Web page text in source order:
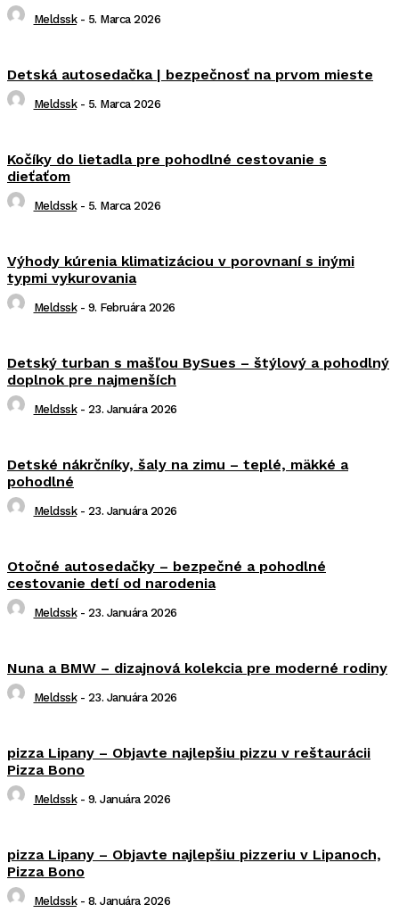
Meldssk - 5. Marca 2026
Detská autosedačka | bezpečnosť na prvom mieste
Meldssk - 5. Marca 2026
Kočíky do lietadla pre pohodlné cestovanie s
dieťaťom
Meldssk - 5. Marca 2026
Výhody kúrenia klimatizáciou v porovnaní s inými
typmi vykurovania
Meldssk - 9. Februára 2026
Detský turban s mašľou BySues – štýlový a pohodlný
doplnok pre najmenších
Meldssk - 23. Januára 2026
Detské nákrčníky, šaly na zimu – teplé, mäkké a
pohodlné
Meldssk - 23. Januára 2026
Otočné autosedačky – bezpečné a pohodlné
cestovanie detí od narodenia
Meldssk - 23. Januára 2026
Nuna a BMW – dizajnová kolekcia pre moderné rodiny
Meldssk - 23. Januára 2026
pizza Lipany – Objavte najlepšiu pizzu v reštaurácii
Pizza Bono
Meldssk - 9. Januára 2026
pizza Lipany – Objavte najlepšiu pizzeriu v Lipanoch,
Pizza Bono
Meldssk - 8. Januára 2026